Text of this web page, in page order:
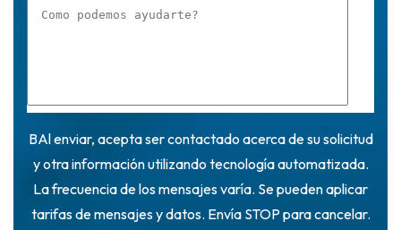
BAl enviar, acepta ser contactado acerca de su solicitud
y otra información utilizando tecnología automatizada.
La frecuencia de los mensajes varía. Se pueden aplicar
tarifas de mensajes y datos. Envía STOP para cancelar.